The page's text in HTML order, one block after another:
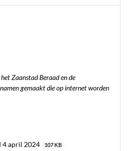
Zaanstad Beraad en de
gemaakt die op internet worden
4 april 2024
107 KB